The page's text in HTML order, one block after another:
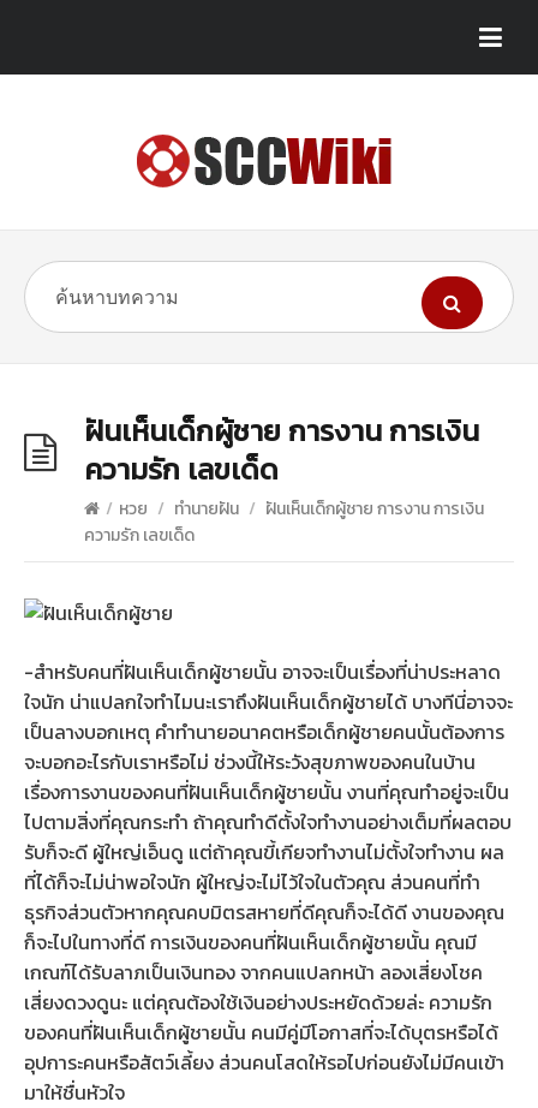
ฝันเห็นเด็กผู้ชาย การงาน การเงิน
ความรัก เลขเด็ด
/ หวย / ทำนายฝัน / ฝันเห็นเด็กผู้ชาย การงาน การเงิน
ความรัก เลขเด็ด
-สำหรับคนที่ฝันเห็นเด็กผู้ชายนั้น อาจจะเป็นเรื่องที่น่าประหลาด
ใจนัก น่าแปลกใจทำไมนะเราถึงฝันเห็นเด็กผู้ชายได้ บางทีนี่อาจจะ
เป็นลางบอกเหตุ คำทำนายอนาคตหรือเด็กผู้ชายคนนั้นต้องการ
จะบอกอะไรกับเราหรือไม่ ช่วงนี้ให้ระวังสุขภาพของคนในบ้าน
เรื่องการงานของคนที่ฝันเห็นเด็กผู้ชายนั้น งานที่คุณทำอยู่จะเป็น
ไปตามสิ่งที่คุณกระทำ ถ้าคุณทำดีตั้งใจทำงานอย่างเต็มที่ผลตอบ
รับก็จะดี ผู้ใหญ่เอ็นดู แต่ถ้าคุณขี้เกียจทำงานไม่ตั้งใจทำงาน ผล
ที่ได้ก็จะไม่น่าพอใจนัก ผู้ใหญ่จะไม่ไว้ใจในตัวคุณ ส่วนคนที่ทำ
ธุรกิจส่วนตัวหากคุณคบมิตรสหายที่ดีคุณก็จะได้ดี งานของคุณ
ก็จะไปในทางที่ดี การเงินของคนที่ฝันเห็นเด็กผู้ชายนั้น คุณมี
เกณฑ์ได้รับลาภเป็นเงินทอง จากคนแปลกหน้า ลองเสี่ยงโชค
เสี่ยงดวงดูนะ แต่คุณต้องใช้เงินอย่างประหยัดด้วยล่ะ ความรัก
ของคนที่ฝันเห็นเด็กผู้ชายนั้น คนมีคู่มีโอกาสที่จะได้บุตรหรือได้
อุปการะคนหรือสัตว์เลี้ยง ส่วนคนโสดให้รอไปก่อนยังไม่มีคนเข้า
มาให้ชื่นหัวใจ